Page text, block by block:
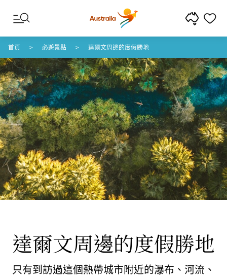
跳至內容
跳至頁尾導覽
首頁 必遊景點 達爾文周邊的度假勝地
達爾文周邊的度假勝地
只有到訪過這個熱帶城市附近的瀑布、河流、